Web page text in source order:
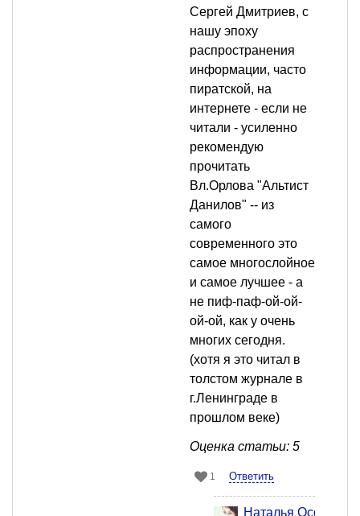
Сергей Дмитриев, с
нашу эпоху
распространения
информации, часто
пиратской, на
интернете - если не
читали - усиленно
рекомендую
прочитать
Вл.Орлова "Альтист
Данилов" -- из
самого
современного это
самое многослойное
и самое лучшее - а
не пиф-паф-ой-ой-
ой-ой, как у очень
многих сегодня.
(хотя я это читал в
толстом журнале в
г.Ленинграде в
прошлом веке)
Оценка статьи: 5
1 Ответить
Наталья Осокина